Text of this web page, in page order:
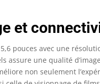
et
pouces avec une
assure une qualité
non seulement